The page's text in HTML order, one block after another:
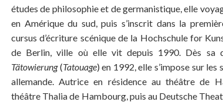
études de philosophie et de germanistique, elle
en Amérique du sud, puis s’inscrit dans la
cursus d’écriture scénique de la Hochschule for
de Berlin, ville où elle vit depuis 1990. Dès sa
Tätowierung(Tatouage) en 1992, elle s’impose sur les
allemande. Autrice en résidence au théâtre de
théâtre Thalia de Hambourg, puis au Deutsche